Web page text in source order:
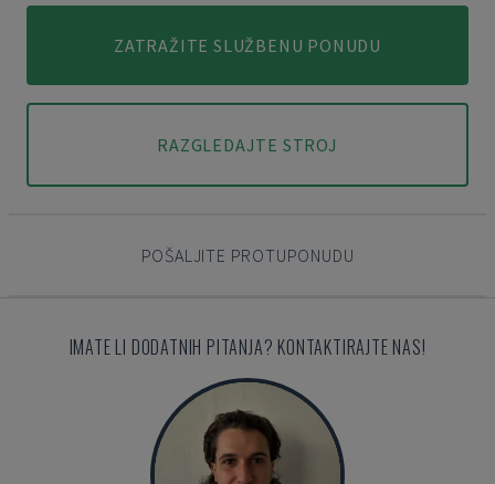
ZATRAŽITE SLUŽBENU PONUDU
RAZGLEDAJTE STROJ
POŠALJITE PROTUPONUDU
IMATE LI DODATNIH PITANJA? KONTAKTIRAJTE NAS!